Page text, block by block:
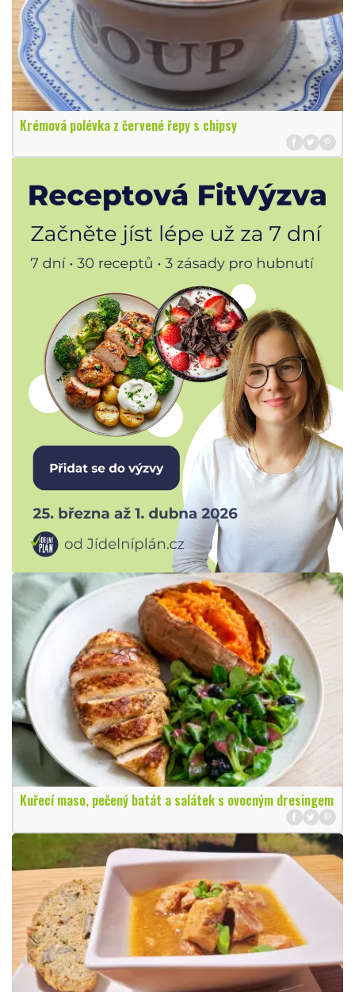
Krémová polévka z červené řepy s chipsy
Kuřecí maso, pečený batát a salátek s ovocným dresingem